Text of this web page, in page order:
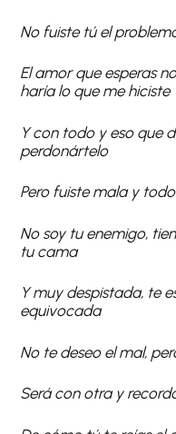
No fuiste tú el
El amor que esperas
haría lo que me hiciste
Y con todo y eso que
perdonártelo
Pero fuiste mala y
No soy tu enemigo,
tu cama
Y muy despistada, te
equivocada
No te deseo el mal,
Será con otra y